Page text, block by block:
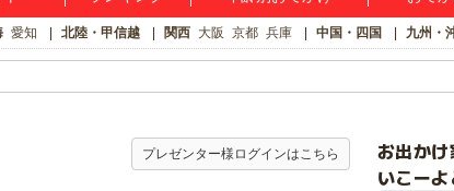
愛知 北陸・甲信越 関西 大阪 京都 兵庫 中国・四国 九州・
プレゼンター様ログインはこちら
お出か
いこー